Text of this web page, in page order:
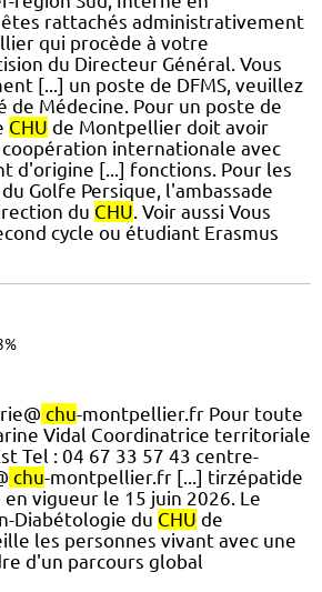
rattachés administrativement
qui procède à votre
du Directeur Général. Vous
[...] un poste de DFMS, veuillez
de Médecine. Pour un poste de
CHU de Montpellier doit avoir
coopération internationale avec
d'origine [...] fonctions. Pour les
Golfe Persique, l'ambassade
du CHU. Voir aussi Vous
cycle ou étudiant Erasmus
chu-montpellier.fr Pour toute
Vidal Coordinatrice territoriale
Tel : 04 67 33 57 43 centre-
chu-montpellier.fr [...] tirzépatide
vigueur le 15 juin 2026. Le
Diabétologie du CHU de
les personnes vivant avec une
d'un parcours global